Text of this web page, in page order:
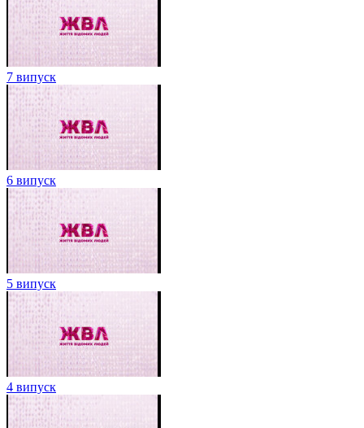
7 випуск
6 випуск
5 випуск
4 випуск